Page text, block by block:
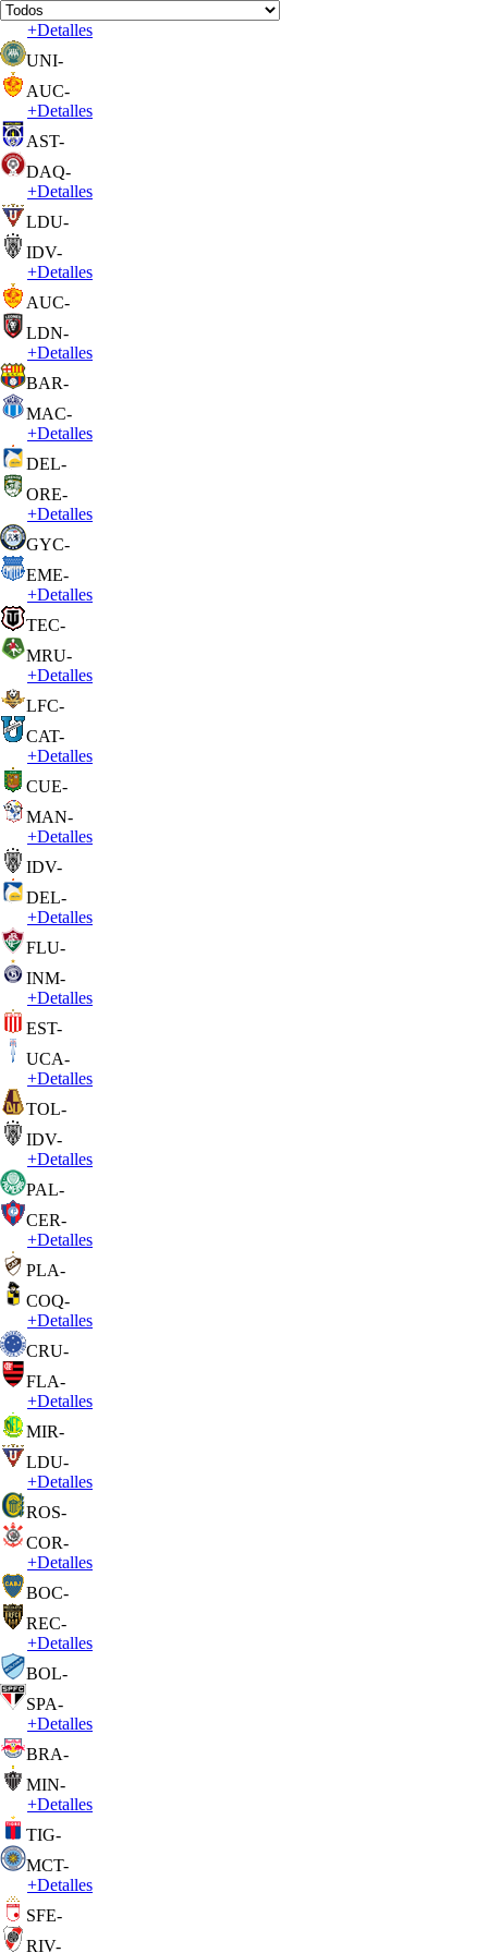
+Detalles
UNI-
AUC-
+Detalles
AST-
DAQ-
+Detalles
LDU-
IDV-
+Detalles
AUC-
LDN-
+Detalles
BAR-
MAC-
+Detalles
DEL-
ORE-
+Detalles
GYC-
EME-
+Detalles
TEC-
MRU-
+Detalles
LFC-
CAT-
+Detalles
CUE-
MAN-
+Detalles
IDV-
DEL-
+Detalles
FLU-
INM-
+Detalles
EST-
UCA-
+Detalles
TOL-
IDV-
+Detalles
PAL-
CER-
+Detalles
PLA-
COQ-
+Detalles
CRU-
FLA-
+Detalles
MIR-
LDU-
+Detalles
ROS-
COR-
+Detalles
BOC-
REC-
+Detalles
BOL-
SPA-
+Detalles
BRA-
MIN-
+Detalles
TIG-
MCT-
+Detalles
SFE-
RIV-